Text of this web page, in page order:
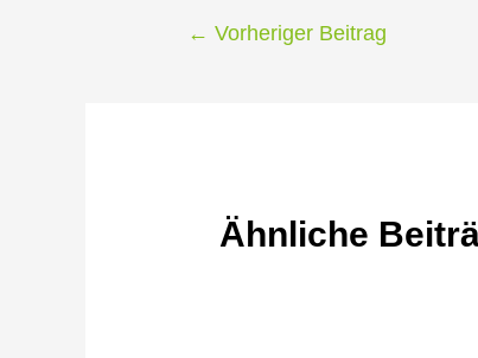
← Vorheriger Beitrag
Ähnliche